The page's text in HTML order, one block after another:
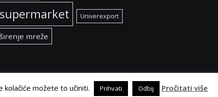
supermarket Univerexport
širenje mreže
kolačiće možete to učiniti. Prihvati Odbij Pročitati više